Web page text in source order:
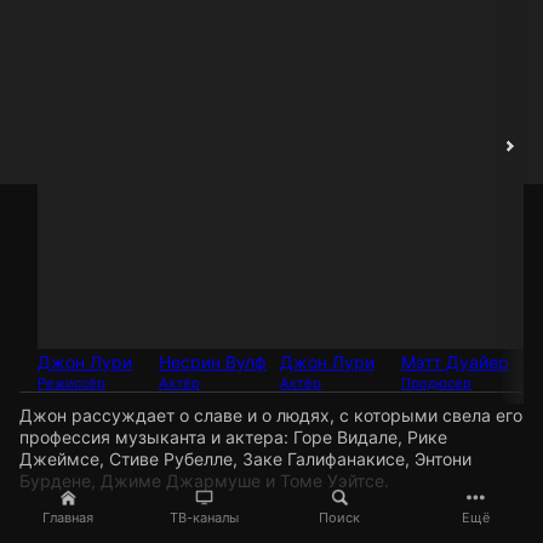
Главная ТВ-каналы Поиск Ещё
Джон Лури
Режиссёр
Несрин Вулф
Актёр
Джон Лури
Актёр
Мэтт Дуайер
Продюсер
Джон рассуждает о славе и о людях, с которыми свела его
профессия музыканта и актера: Горе Видале, Рике
Джеймсе, Стиве Рубелле, Заке Галифанакисе, Энтони
Бурдене, Джиме Джармуше и Томе Уэйтсе.